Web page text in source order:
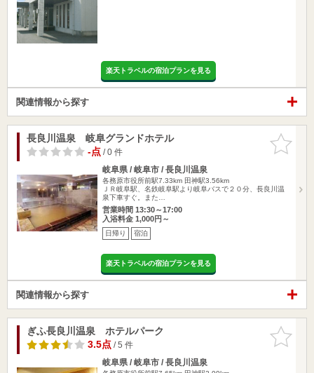
楽天トラベルの宿泊プランを見る
関連情報から探す
お気に入
りに追加
長良川温泉 岐阜グランドホテル
-点/ 0 件
岐阜県 / 岐阜市 / 長良川温泉
各務原市役所前駅7.33km 田神駅3.56km
ＪＲ岐阜駅、名鉄岐阜駅より岐阜バスで２０分、長良川温
泉下車すぐ。また…
営業時間 13:30～17:00
入浴料金 1,000円～
日帰り 宿泊
楽天トラベルの宿泊プランを見る
関連情報から探す
お気に入
りに追加
ぎふ長良川温泉 ホテルパーク
3.5点/ 5 件
岐阜県 / 岐阜市 / 長良川温泉